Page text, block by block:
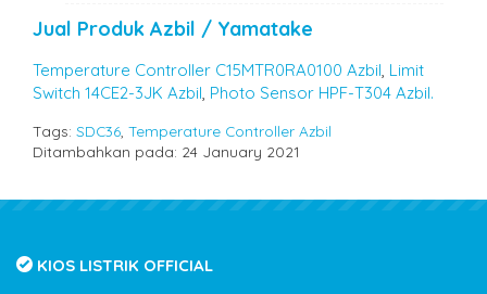
Jual Produk Azbil / Yamatake
Temperature Controller C15MTR0RA0100 Azbil Limit
Switch 14CE2-3JK Azbil Photo Sensor HPF-T304 Azbil.
Tags: SDC36 Temperature Controller Azbil
Ditambahkan pada: 24 January 2021
KIOS LISTRIK OFFICIAL